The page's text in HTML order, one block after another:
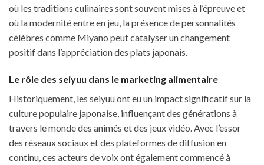
où les traditions culinaires sont souvent mises à l’épreuve et
où la modernité entre en jeu, la présence de personnalités
célèbres comme Miyano peut catalyser un changement
positif dans l’appréciation des plats japonais.
Le rôle des seiyuu dans le marketing alimentaire
Historiquement, les seiyuu ont eu un impact significatif sur la
culture populaire japonaise, influençant des générations à
travers le monde des animés et des jeux vidéo. Avec l’essor
des réseaux sociaux et des plateformes de diffusion en
continu, ces acteurs de voix ont également commencé à